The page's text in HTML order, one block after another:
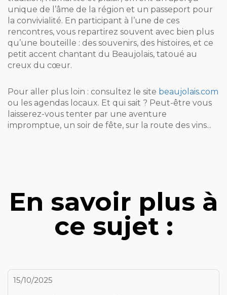
unique de l’âme de la région et un passeport pour
la convivialité. En participant à l’une de ces
rencontres, vous repartirez souvent avec bien plus
qu’une bouteille : des souvenirs, des histoires, et ce
petit accent chantant du Beaujolais, tatoué au
creux du cœur.
Pour aller plus loin : consultez le site beaujolais.com
ou les agendas locaux. Et qui sait ? Peut-être vous
laisserez-vous tenter par une aventure
impromptue, un soir de fête, sur la route des vins...
En savoir plus à
ce sujet :
15/10/2025